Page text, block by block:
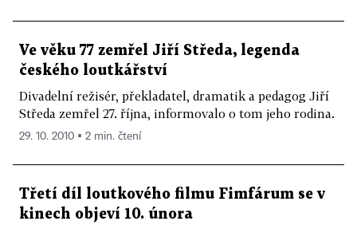
Ve věku 77 zemřel Jiří Středa, legenda
českého loutkářství
Divadelní režisér, překladatel, dramatik a pedagog Jiří
Středa zemřel 27. října, informovalo o tom jeho rodina.
29. 10. 2010 ▪ 2 min. čtení
Třetí díl loutkového filmu Fimfárum se v
kinech objeví 10. února